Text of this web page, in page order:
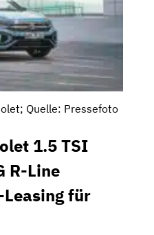
Quelle: Pressefoto
1.5 TSI
R-Line
für